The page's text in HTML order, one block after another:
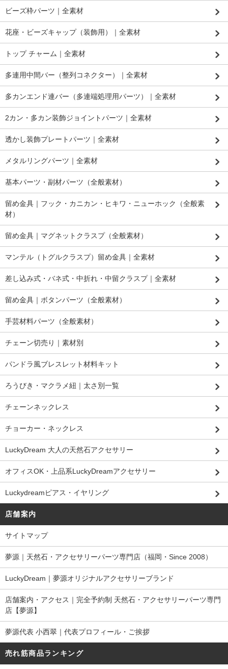
ビーズ枠パーツ｜全素材
花座・ビーズキャップ（装飾用）｜全素材
トップ チャーム｜全素材
多連用中間バー（整列コネクター）｜全素材
多カンエンド連バー（多連端処理用パーツ）｜全素材
2カン・多カン装飾ジョイントパーツ｜全素材
透かし装飾プレートパーツ｜全素材
メタルリングパーツ｜全素材
基本パーツ・副材パーツ（全般素材）
留め金具｜フック・カニカン・ヒキワ・ニューホック（全般素
材）
留め金具｜マグネットクラスプ（全般素材）
マンテル（トグルクラスプ）留め金具｜全素材
差し込み式・バネ式・中折れ・中留クラスプ｜全素材
留め金具｜ボタンパーツ（全般素材）
手芸材料パーツ（全般素材）
チェーン切売り｜素材別
パンドラ風ブレスレット材料キット
ろうびき・マクラメ紐｜太さ別一覧
チェーンネックレス
チョーカー・ネックレス
LuckyDream 大人の天然石アクセサリー
オフィスOK・上品系LuckyDreamアクセサリー
Luckydreamピアス・イヤリング
店舗案内
サイトマップ
夢源｜天然石・アクセサリーパーツ専門店（福岡・Since 2008）
LuckyDream｜夢源オリジナルアクセサリーブランド
店舗案内・アクセス｜完全予約制 天然石・アクセサリーパーツ専門
店【夢源】
夢源代表 小西翠｜代表プロフィール・ご挨拶
売れ筋商品ランキング